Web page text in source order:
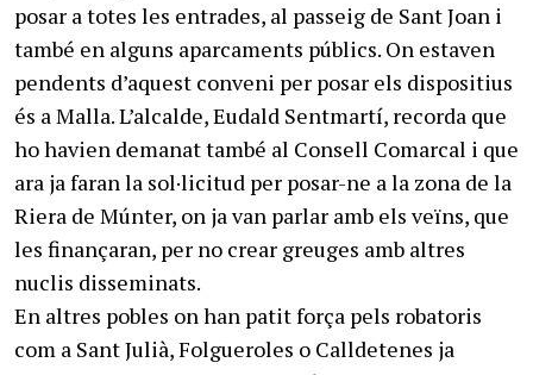
posar a totes les entrades, al passeig de Sant Joan i
també en alguns aparcaments públics. On estaven
pendents d’aquest conveni per posar els dispositius
és a Malla. L’alcalde, Eudald Sentmartí, recorda que
ho havien demanat també al Consell Comarcal i que
ara ja faran la sol·licitud per posar-ne a la zona de la
Riera de Múnter, on ja van parlar amb els veïns, que
les finançaran, per no crear greuges amb altres
nuclis disseminats.
En altres pobles on han patit força pels robatoris
com a Sant Julià, Folgueroles o Calldetenes ja